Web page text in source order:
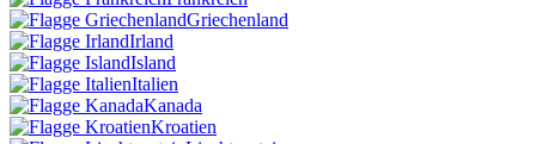
Griechenland
Irland
Island
Italien
Kanada
Kroatien